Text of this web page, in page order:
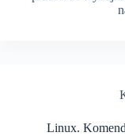
Linux.